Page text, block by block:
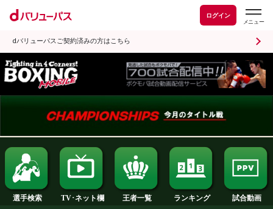
ログイン
dバリューパスご契約済みの方はこちら